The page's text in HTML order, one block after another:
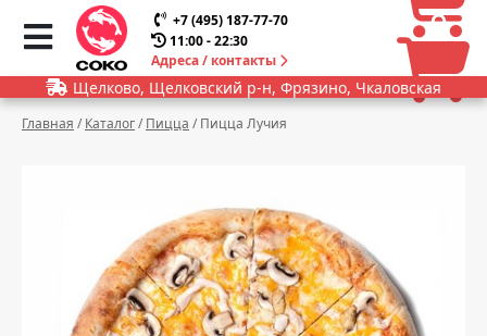
+7 (495) 187-77-70
11:00 - 22:30
Адреса / контакты
0
0
Щелково, Щелковский р-н, Фрязино, Чкаловская
Главная / Каталог/ Пицца / Пицца Лучия